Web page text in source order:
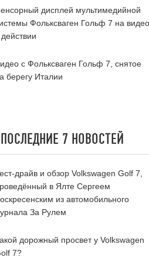
дисплей мультимедийной
Фольксваген Гольф 7 на видео
действии
с Фольксваген Гольф 7, снятое
берегу Италии
ПОСЛЕДНИЕ 7 НОВОСТЕЙ
драйв и обзор Volkswagen Golf 7,
в Ялте Сергеем
из автомобильного
За Рулем
дорожный просвет у Volkswagen
7?